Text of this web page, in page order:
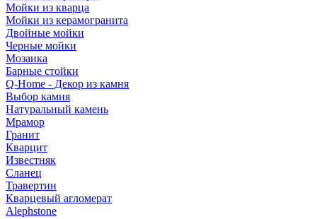
Мойки из кварца
Мойки из керамогранита
Двойные мойки
Черные мойки
Мозаика
Барные стойки
Q-Home - Декор из камня
Выбор камня
Натуральный камень
Мрамор
Гранит
Кварцит
Известняк
Сланец
Травертин
Кварцевый агломерат
Alephstone